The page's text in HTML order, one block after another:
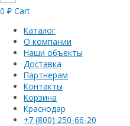
0 ₽ Cart
Каталог
О компании
Наши объекты
Доставка
Партнерам
Контакты
Корзина
Краснодар
+7 (800) 250-66-20